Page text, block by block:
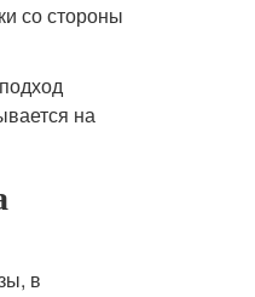
со стороны
на
в